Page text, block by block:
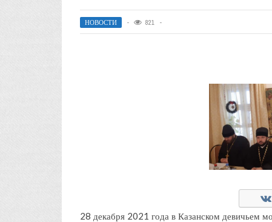
НОВОСТИ 821
28 декабря 2021 года в Казанском девичьем